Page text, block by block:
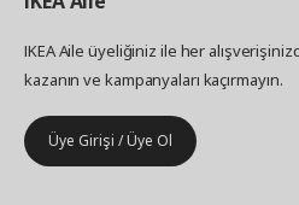
IKEA Aile üyeliğiniz ile her
kazanın ve kampanyaları kaçırmayın.
Üye Girişi / Üye Ol